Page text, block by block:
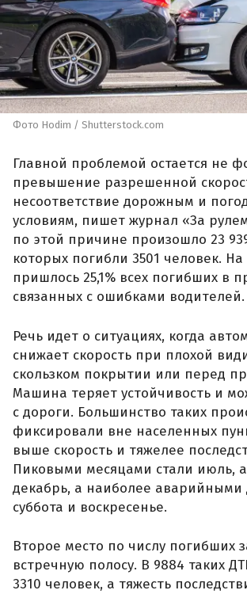
Фото Hodim / Shutterstock.com
Главной проблемой остается не
превышение разрешенной
несоответствие дорожным и
условиям, пишет журнал «За
по этой причине произошло 23
которых погибли 3501 человек.
пришлось 25,1% всех погибших в
связанных с ошибками водителей.
Речь идет о ситуациях, когда
снижает скорость при плохой
скользком покрытии или перед
Машина теряет устойчивость и
с дороги. Большинство таких
фиксировали вне населенных
выше скорость и тяжелее
Пиковыми месяцами стали июль,
декабрь, а наиболее
суббота и воскресенье.
Второе место по числу погибших
встречную полосу. В 9884 таких
3310 человек, а тяжесть